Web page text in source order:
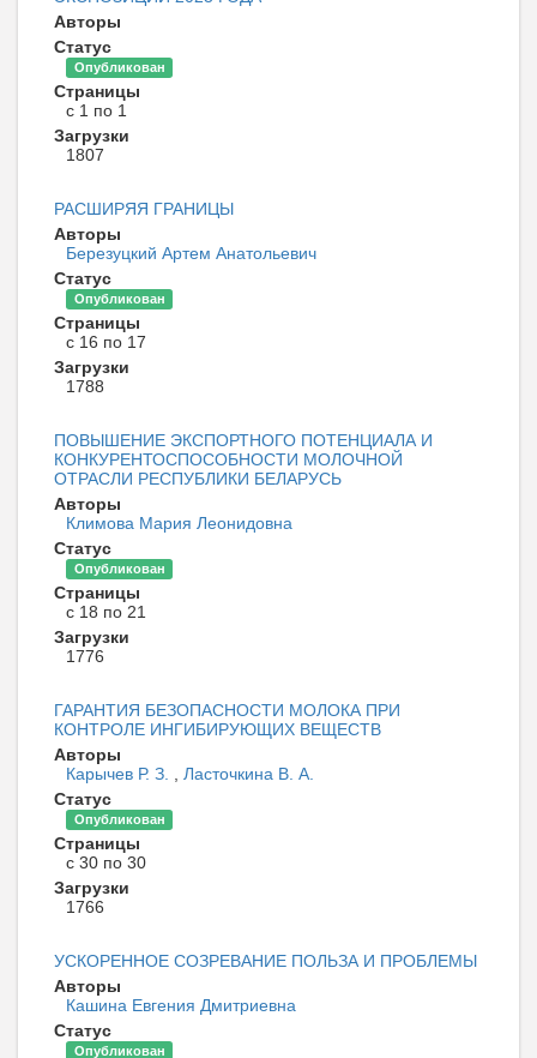
Авторы
Статус
Опубликован
Страницы
с 1 по 1
Загрузки
1807
РАСШИРЯЯ ГРАНИЦЫ
Авторы
Березуцкий Артем Анатольевич
Статус
Опубликован
Страницы
с 16 по 17
Загрузки
1788
ПОВЫШЕНИЕ ЭКСПОРТНОГО ПОТЕНЦИАЛА И
КОНКУРЕНТОСПОСОБНОСТИ МОЛОЧНОЙ
ОТРАСЛИ РЕСПУБЛИКИ БЕЛАРУСЬ
Авторы
Климова Мария Леонидовна
Статус
Опубликован
Страницы
с 18 по 21
Загрузки
1776
ГАРАНТИЯ БЕЗОПАСНОСТИ МОЛОКА ПРИ
КОНТРОЛЕ ИНГИБИРУЮЩИХ ВЕЩЕСТВ
Авторы
Карычев Р. З.
Ласточкина В. А.
Статус
Опубликован
Страницы
с 30 по 30
Загрузки
1766
УСКОРЕННОЕ СОЗРЕВАНИЕ ПОЛЬЗА И ПРОБЛЕМЫ
Авторы
Кашина Евгения Дмитриевна
Статус
Опубликован